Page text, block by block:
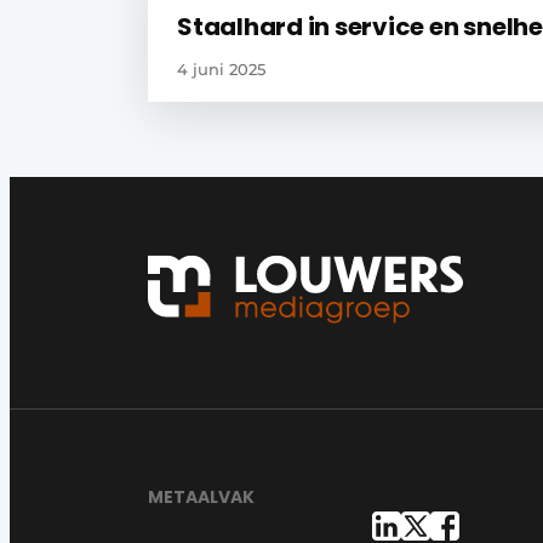
Staalhard in service en
4 juni 2025
METAALVAK